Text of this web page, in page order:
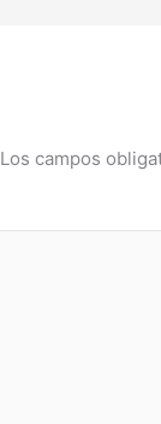
Los campos